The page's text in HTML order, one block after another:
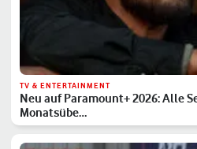
TV & ENTERTAINMENT
Neu auf Paramount+ 2026: Alle
Monatsübe…